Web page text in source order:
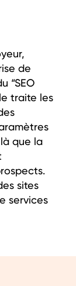
de
“SEO
traite les
que la
sites
services